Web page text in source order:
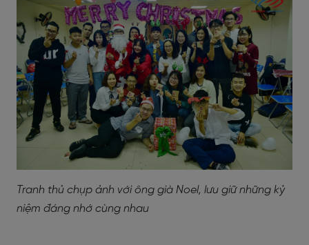
Tranh thủ chụp ảnh với ông già Noel, lưu giữ những kỷ
niệm đáng nhớ cùng nhau